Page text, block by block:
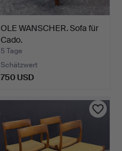
OLE WANSCHER. Sofa für
Cado.
5 Tage
Schätzwert
750 USD